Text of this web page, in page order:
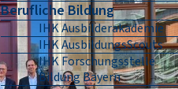
Berufliche Bildung
IHK Ausbilderakademie
IHK AusbildungsScouts
IHK Forschungsstelle
Bildung Bayern